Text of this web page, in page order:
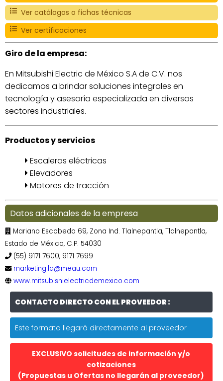
Ver catálogos o fichas técnicas
Ver certificaciones
Giro de la empresa:
En Mitsubishi Electric de México S.A de C.V. nos
dedicamos a brindar soluciones integrales en
tecnología y asesoría especializada en diversos
sectores industriales.
Productos y servicios
Escaleras eléctricas
Elevadores
Motores de tracción
Datos adicionales de la empresa
Mariano Escobedo 69, Zona Ind. Tlalnepantla, Tlalnepantla,
Estado de México, C.P. 54030
(55) 9171 7600, 9171 7699
marketing.la@meau.com
www.mitsubishielectricdemexico.com
CONTACTO DIRECTO CON EL PROVEEDOR :
Este formato llegará directamente al proveedor
EXCLUSIVO solicitudes de información y/o
cotizaciones
(Propuestas u Ofertas no llegarán al proveedor)